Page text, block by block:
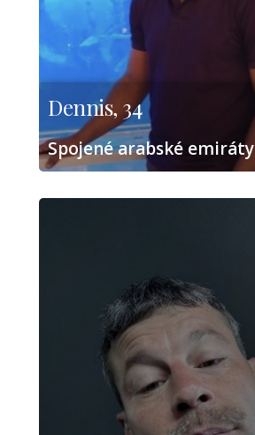
Dennis, 34
Spojené arabské emiráty